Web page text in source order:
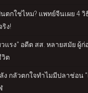
ตกใช่ไหม? แพทย์จีนเผย 4 วิ
ง!
แรง" อดีต สส. หลายสมัย ผู้ก่
ต
กลัวตกใจทำไมมีปลาช่อน